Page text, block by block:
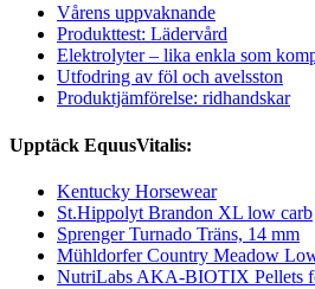
Vårens uppvaknande
Produkttest: Lädervård
Elektrolyter – lika enkla som
Utfodring av föl och avelsston
Produktjämförelse: ridhandskar
Upptäck EquusVitalis:
Kentucky Horsewear
St.Hippolyt Brandon XL low carb
Sprenger Turnado Träns, 14 mm
Mühldorfer Country Meadow
NutriLabs AKA-BIOTIX Pellets